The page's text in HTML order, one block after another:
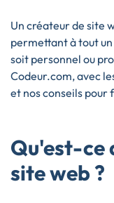
Un créateur de site
permettant à tout
soit personnel ou
Codeur.com, avec
et nos conseils pour
Qu'est-ce
site web ?